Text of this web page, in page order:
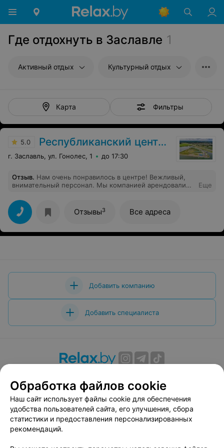
Где отдохнуть в Заславле 1
Активный отдых Культурный отдых
Карта Фильтры
5.0 Республиканский центр олимпийской подготовки по гребным видам спорта
г. Заславль, ул. Гонолес, 1 до 17:30
Отзыв. Нам очень понравилось в центре! Вежливый,
внимательный персонал. Мы компанией арендовали
есть, раздевалка есть, бассейн есть!
Еще
Отзывы3 Все адреса
Добавить компанию
Добавить специалиста
Вакансии
Публичный договор
Способы оплаты
Публичный договор по использованию сервиса
«Афиша»
Пользовательское соглашение
Обработка файлов cookie
Наш сайт использует файлы cookie для обеспечения
удобства пользователей сайта, его улучшения, сбора
статистики и предоставления персонализированных
рекомендаций.